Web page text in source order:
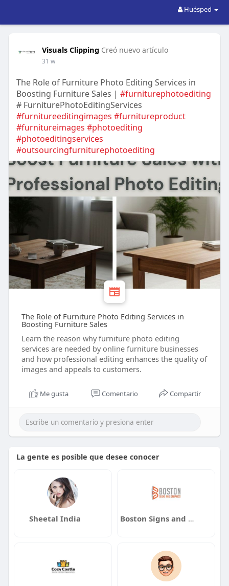
Huésped
Visuals Clipping Creó nuevo artículo
31 w
The Role of Furniture Photo Editing Services in
Boosting Furniture Sales | #furniturephotoediting
# FurniturePhotoEditingServices
#furnitureeditingimages #furnitureproduct
#furnitureimages #photoediting
#photoeditingservices
#outsourcingfurniturephotoediting
The Role of Furniture Photo Editing Services in
Boosting Furniture Sales
Learn the reason why furniture photo editing
services are needed by online furniture businesses
and how professional editing enhances the quality of
images and appeals to customers.
Me gusta Comentario Compartir
La gente es posible que desee conocer
Sheetal India Boston Signs and Graphics